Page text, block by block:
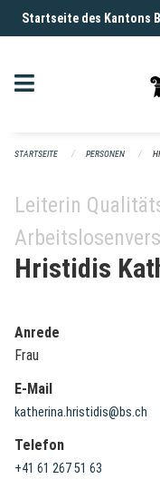
Navigation überspringen
Startseite des Kantons
STARTSEITE PERSONEN
Leiterin
Hristidis
Anrede
Frau
E-Mail
katherina.hristidis@bs.ch
Telefon
+41 61 267 51 63